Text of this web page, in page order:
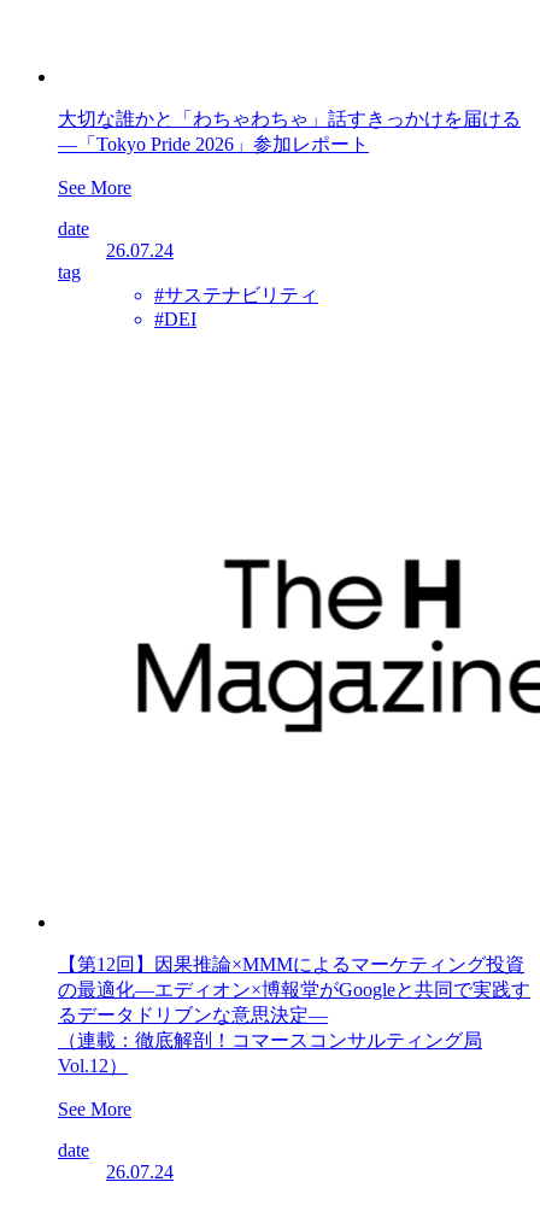
大切な誰かと「わちゃわちゃ」話すきっかけを届ける
―「Tokyo Pride 2026」参加レポート
See More
date
26.07.24
tag
#サステナビリティ
#DEI
【第12回】因果推論×MMMによるマーケティング投資
の最適化―エディオン×博報堂がGoogleと共同で実践す
るデータドリブンな意思決定―
（連載：徹底解剖！コマースコンサルティング局
Vol.12）
See More
date
26.07.24